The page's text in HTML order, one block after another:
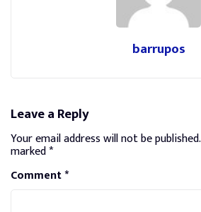
barrupos
Leave a Reply
Your email address will not be published.
marked*
Comment*